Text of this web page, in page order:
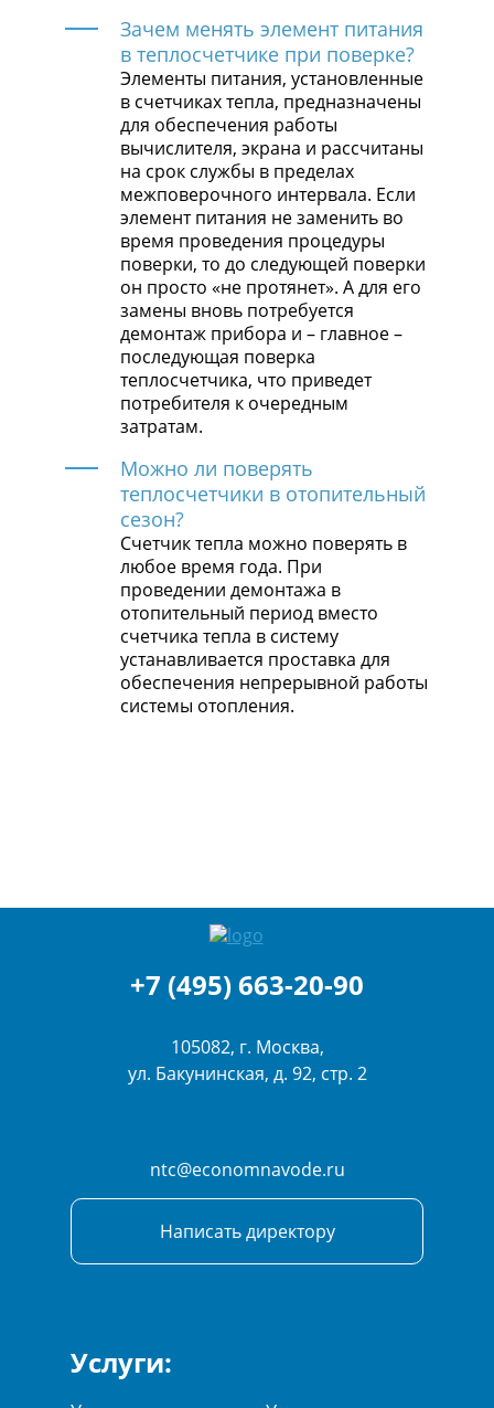
Зачем менять элемент питания
в теплосчетчике при поверке?
Элементы питания, установленные
в счетчиках тепла, предназначены
для обеспечения работы
вычислителя, экрана и рассчитаны
на срок службы в пределах
межповерочного интервала. Если
элемент питания не заменить во
время проведения процедуры
поверки, то до следующей поверки
он просто «не протянет». А для его
замены вновь потребуется
демонтаж прибора и – главное –
последующая поверка
теплосчетчика, что приведет
потребителя к очередным
затратам.
Можно ли поверять
теплосчетчики в отопительный
сезон?
Счетчик тепла можно поверять в
любое время года. При
проведении демонтажа в
отопительный период вместо
счетчика тепла в систему
устанавливается проставка для
обеспечения непрерывной работы
системы отопления.
+7 (495) 663-20-90
105082, г. Москва,
ул. Бакунинская, д. 92, стр. 2
ntc@economnavode.ru
Написать директору
Услуги: